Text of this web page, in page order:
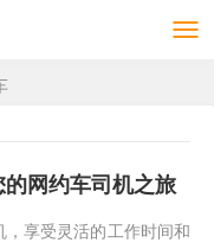
网约车司机之旅
，享受灵活的工作时间和